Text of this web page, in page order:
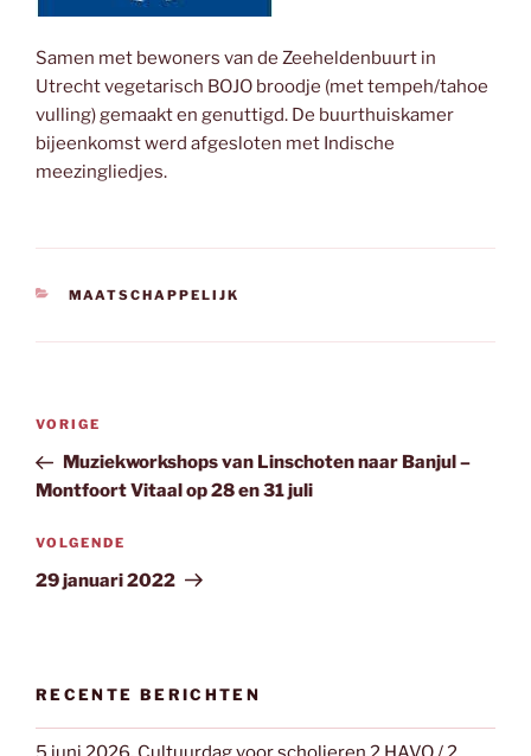
Samen met bewoners van de Zeeheldenbuurt in
Utrecht vegetarisch BOJO broodje (met tempeh/tahoe
vulling) gemaakt en genuttigd. De buurthuiskamer
bijeenkomst werd afgesloten met Indische
meezingliedjes.
CATEGORIEËN
MAATSCHAPPELIJK
Bericht
Vorig
bericht
VORIGE
Muziekworkshops van Linschoten naar Banjul –
Montfoort Vitaal op 28 en 31 juli
Volgend
bericht
VOLGENDE
29 januari 2022
RECENTE BERICHTEN